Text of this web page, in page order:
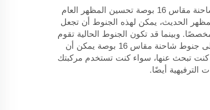
علاوة على ذلك، يمكنك مع جنوط الشاحنة مقاس 16 بوصة تحسين المظهر العام
الحديث، يمكن لهذه الجنوط أن تجعل
وبينما قد تكون الجنوط الحالية تقوم
بالعمل المطلوب حاليًا، فإن التحول إلى جنوط شاحنة مقاس 16 بوصة يمكن أن
تبحث عنها، سواء كنت تستخدم مركبتك
أيضًا.